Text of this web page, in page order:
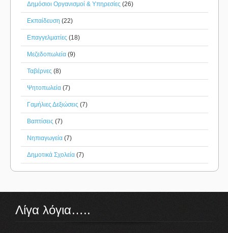
Δημόσιοι Οργανισμοί & Υπηρεσίες (26)
Εκπαίδευση (22)
Επαγγελματίες (18)
Μεζεδοπωλεία (9)
Ταβέρνες (8)
Ψητοπωλεία (7)
Γαμήλιες Δεξιώσεις (7)
Βαπτίσεις (7)
Νηπιαγωγεία (7)
Δημοτικά Σχολεία (7)
Λίγα λόγια…..